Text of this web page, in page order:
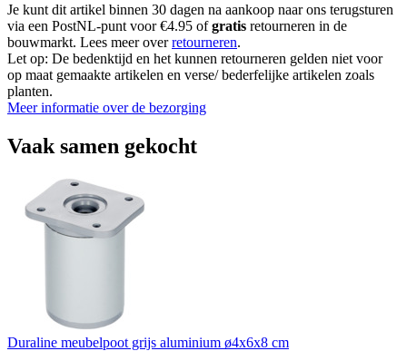
Je kunt dit artikel binnen 30 dagen na aankoop naar ons terugsturen
via een PostNL-punt voor €4.95 ofgratis retourneren in de
bouwmarkt. Lees meer overretourneren.
Let op: De bedenktijd en het kunnen retourneren gelden niet voor
op maat gemaakte artikelen en verse/ bederfelijke artikelen zoals
planten.
Meer informatie over de bezorging
Vaak samen gekocht
Duraline meubelpoot grijs aluminium ø4x6x8 cm